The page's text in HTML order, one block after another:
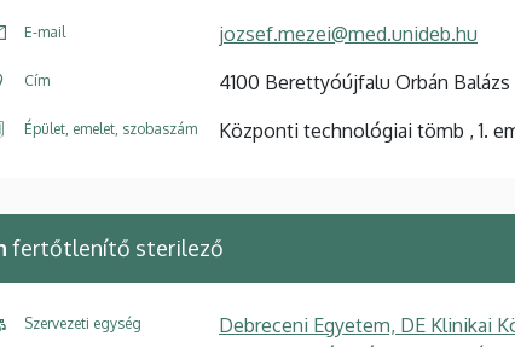
E-mail jozsef.mezei@med.unideb.hu
Cím 4100 Berettyóújfalu Orbán Balázs
Épület, emelet, szobaszám Központi technológiai tömb , 1.
fertőtlenítő sterilező
Szervezeti egység
Debreceni Egyetem, DE Klinikai